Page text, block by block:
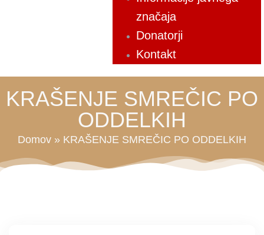
značaja
Donatorji
Kontakt
KRAŠENJE SMREČIC PO
ODDELKIH
Domov » KRAŠENJE SMREČIC PO ODDELKIH